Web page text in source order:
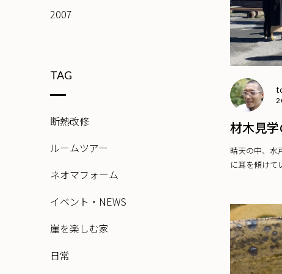
材木見
晴天の中、水
に耳を傾けて
2007
TAG
断熱改修
ルームツアー
ネオマフォーム
イベント・NEWS
崖を楽しむ家
日常